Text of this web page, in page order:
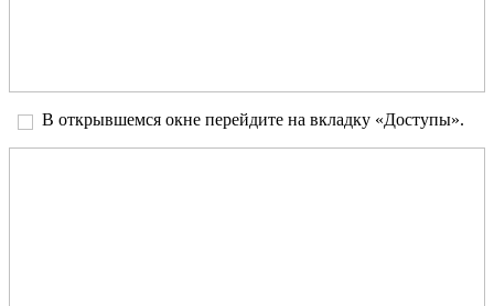
В открывшемся окне перейдите на вкладку «Доступы».